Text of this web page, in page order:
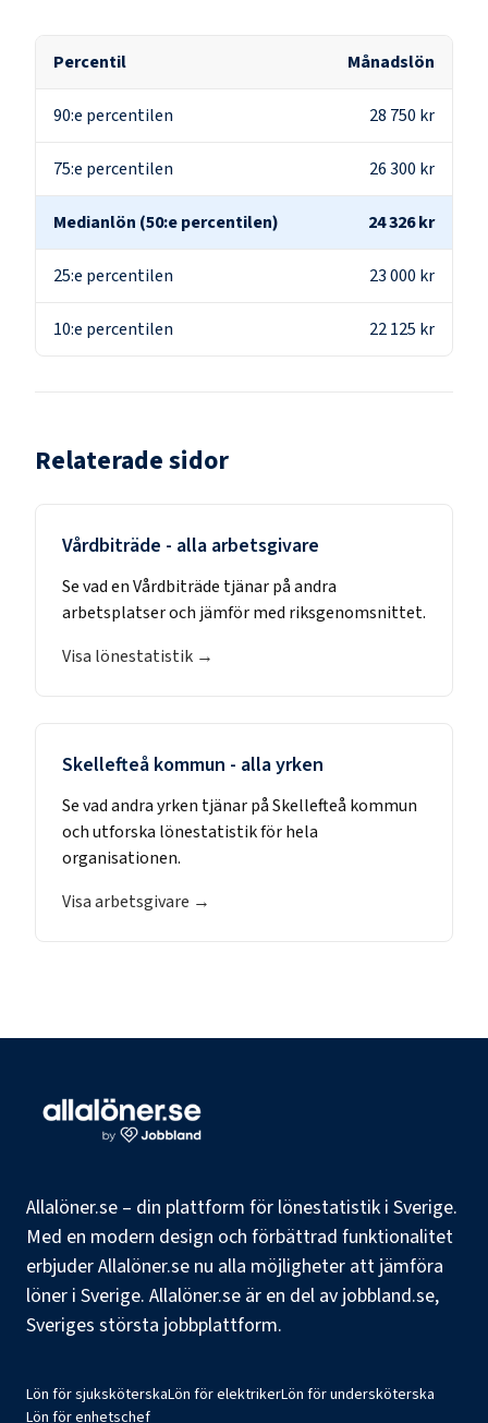
Percentil Månadslön
90:e percentilen 28 750 kr
75:e percentilen 26 300 kr
Medianlön (50:e percentilen) 24 326 kr
25:e percentilen 23 000 kr
10:e percentilen 22 125 kr
Relaterade sidor
Vårdbiträde - alla arbetsgivare
Se vad enVårdbiträde tjänar på andra
arbetsplatser och jämför med riksgenomsnittet.
Visa lönestatistik →
Skellefteå kommun - alla yrken
Se vad andra yrken tjänar påSkellefteå kommun
och utforska lönestatistik för hela
organisationen.
Visa arbetsgivare →
Allalöner.se – din plattform för lönestatistik i Sverige.
Med en modern design och förbättrad funktionalitet
erbjuder Allalöner.se nu alla möjligheter att jämföra
löner i Sverige. Allalöner.se är en del av jobbland.se,
Sveriges största jobbplattform.
Lön för sjuksköterskaLön för elektrikerLön för undersköterska
Lön för enhetschef